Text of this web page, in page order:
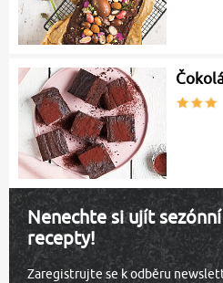
Nenechte si ujít
recepty!
Zaregistrujte se k odběru